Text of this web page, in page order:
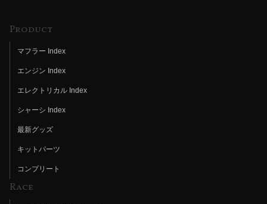
Product
マフラー Index
エンジン Index
エレクトリカル Index
シャーシ Index
最新グッズ
キットパーツ
コンプリート
Race